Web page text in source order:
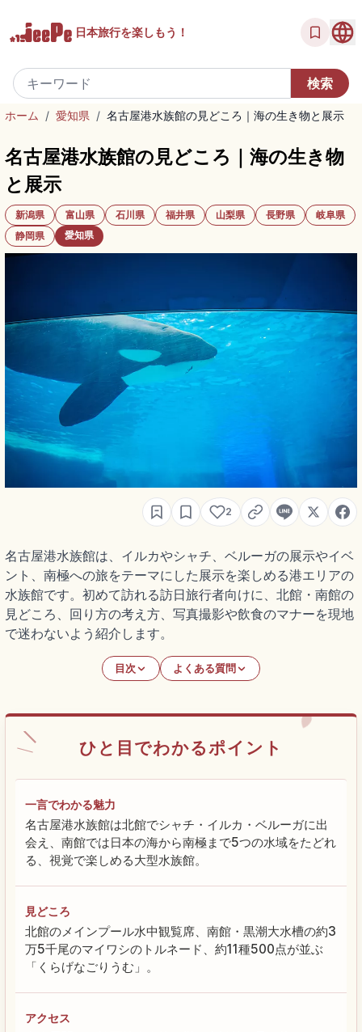
日本旅行を楽しもう！
ホーム / 愛知県 / 名古屋港水族館の見どころ｜海の生き物と展示
名古屋港水族館の見どころ｜海の生き物
と展示
新潟県 富山県 石川県 福井県 山梨県 長野県
岐阜県
静岡県
愛知県
2
名古屋港水族館は、イルカやシャチ、ベルーガの展示やイベ
ント、南極への旅をテーマにした展示を楽しめる港エリアの
水族館です。初めて訪れる訪日旅行者向けに、北館・南館の
見どころ、回り方の考え方、写真撮影や飲食のマナーを現地
で迷わないよう紹介します。
目次 よくある質問
ひと目でわかるポイント
一言でわかる魅力
名古屋港水族館は北館でシャチ・イルカ・ベルーガに出
会え、南館では日本の海から南極まで5つの水域をたどれ
る、視覚で楽しめる大型水族館。
見どころ
北館のメインプール水中観覧席、南館・黒潮大水槽の約3
万5千尾のマイワシのトルネード、約11種500点が並ぶ
「くらげなごりうむ」。
アクセス